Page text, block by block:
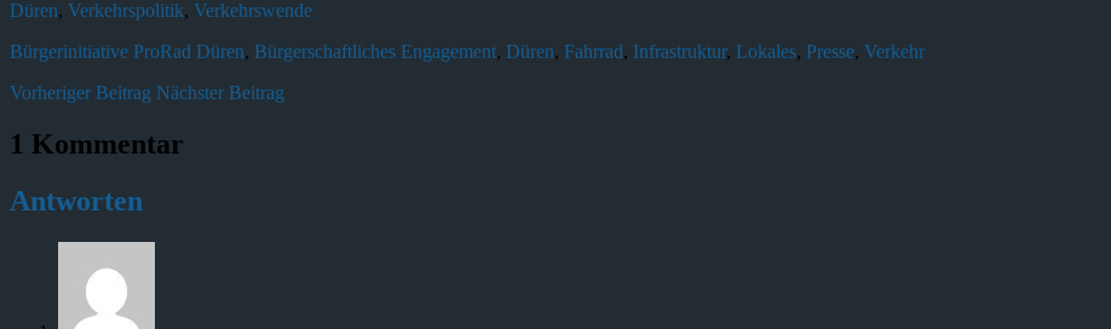
Düren, Verkehrspolitik, Verkehrswende
Bürgerinitiative ProRad Düren, Bürgerschaftliches Engagement, Düren, Fahrrad, Infrastruktur, Lokales, Presse, Verkehr
Vorheriger Beitrag Nächster Beitrag
1 Kommentar
Antworten